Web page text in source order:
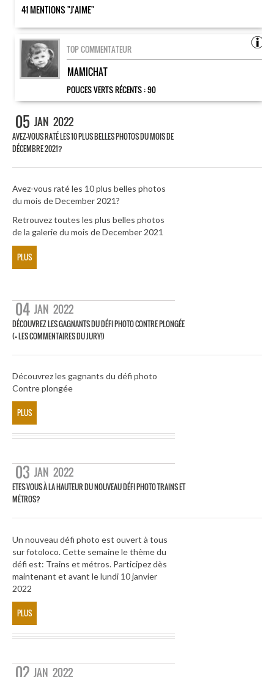
41 MENTIONS "J'AIME"
TOP COMMENTATEUR
MAMICHAT
POUCES VERTS RÉCENTS :90
05 JAN 2022
AVEZ-VOUS RATÉ LES 10 PLUS BELLES PHOTOS DU MOIS DE
DÉCEMBRE 2021?
Avez-vous raté les 10 plus belles photos
du mois de December 2021?
Retrouvez toutes les plus belles photos
de la galerie du mois de December 2021
PLUS
04 JAN 2022
DÉCOUVREZ LES GAGNANTS DU DÉFI PHOTO CONTRE PLONGÉE
(+ LES COMMENTAIRES DU JURY!)
Découvrez les gagnants du défi photo
Contre plongée
PLUS
03 JAN 2022
ETES-VOUS À LA HAUTEUR DU NOUVEAU DÉFI PHOTO TRAINS ET
MÉTROS?
Un nouveau défi photo est ouvert à tous
sur fotoloco. Cette semaine le thème du
défi est: Trains et métros. Participez dès
maintenant et avant le lundi 10 janvier
2022
PLUS
02 JAN 2022